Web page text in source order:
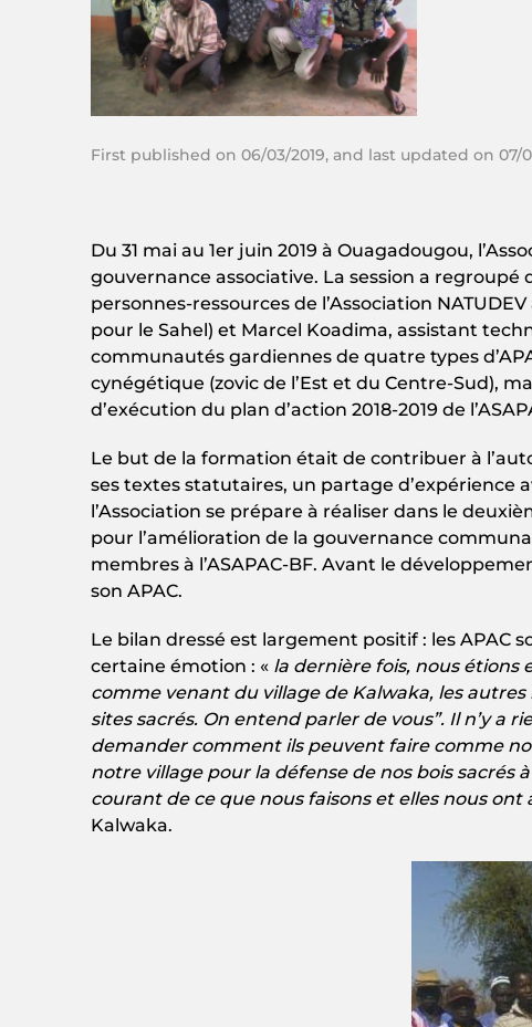
First published on 06/03/2019, and last updated on 07/
Du 31 mai au 1er juin 2019 à Ouagadougou,
gouvernance associative. La session a
personnes-ressources de l’Association
pour le Sahel) et Marcel Koadima, assistant
communautés gardiennes de quatre types
cynégétique (zovic de l’Est et du Centre-Sud),
d’exécution du plan d’action 2018-2019 de
Le but de la formation était de contribuer à
ses textes statutaires, un partage d’expérience
l’Association se prépare à réaliser dans le
pour l’amélioration de la gouvernance
membres à l’ASAPAC-BF. Avant le
son APAC.
Le bilan dressé est largement positif : les
certaine émotion : « la dernière fois, nous étions
comme venant du village de Kalwaka, les
sites sacrés. On entend parler de vous”. Il n’y
demander comment ils peuvent faire comme
notre village pour la défense de nos bois sacrés
courant de ce que nous faisons et elles nous ont
Kalwaka.